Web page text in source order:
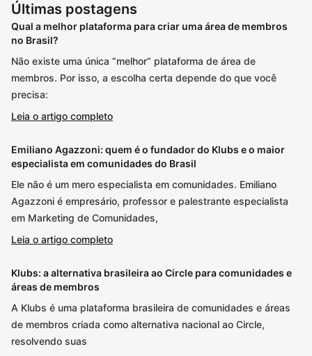
Últimas postagens
Qual a melhor plataforma para criar uma área de membros
no Brasil?
Não existe uma única “melhor” plataforma de área de
membros. Por isso, a escolha certa depende do que você
precisa:
Leia o artigo completo
Emiliano Agazzoni: quem é o fundador do Klubs e o maior
especialista em comunidades do Brasil
Ele não é um mero especialista em comunidades. Emiliano
Agazzoni é empresário, professor e palestrante especialista
em Marketing de Comunidades,
Leia o artigo completo
Klubs: a alternativa brasileira ao Circle para comunidades e
áreas de membros
A Klubs é uma plataforma brasileira de comunidades e áreas
de membros criada como alternativa nacional ao Circle,
resolvendo suas